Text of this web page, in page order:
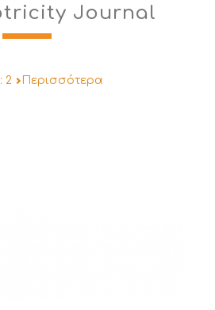
Journal
2 Περισσότερα